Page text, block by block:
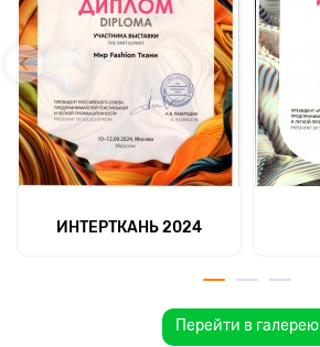
ИНТЕРТКАНЬ 2024
Перейти в галерею